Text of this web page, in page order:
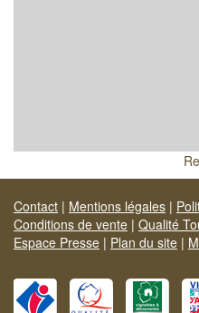
Contact | Mentions légales |
Conditions de vente | Qualité
Espace Presse | Plan du site |